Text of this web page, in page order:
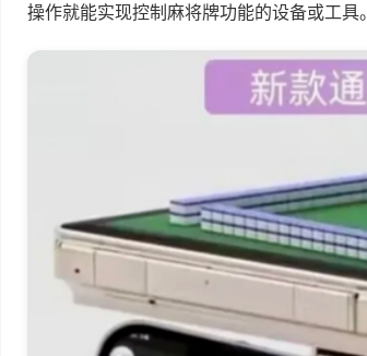
操作就能实现控制麻将牌功能的设备或工具。